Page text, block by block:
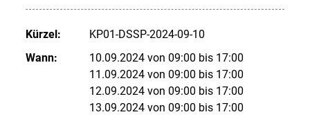
Kürzel:
KP01-DSSP-2024-09-10
Wann:
10.09.2024 von 09:00 bis 17:00
11.09.2024 von 09:00 bis 17:00
12.09.2024 von 09:00 bis 17:00
13.09.2024 von 09:00 bis 17:00